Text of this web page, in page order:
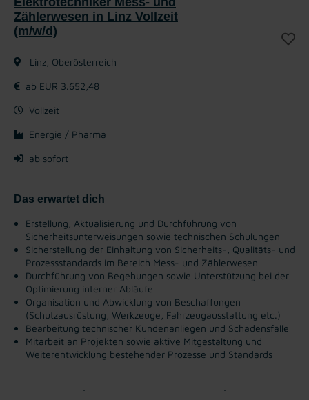
Zählerwesen in Linz Vollzeit
(m/w/d)
Linz, Oberösterreich
ab EUR 3.652,48
Vollzeit
Energie / Pharma
ab sofort
Das erwartet dich
Erstellung, Aktualisierung und Durchführung von
Sicherheitsunterweisungen sowie technischen Schulungen
Sicherstellung der Einhaltung von Sicherheits-, Qualitäts- und
Prozessstandards im Bereich Mess- und Zählerwesen
Durchführung von Begehungen sowie Unterstützung bei der
Optimierung interner Abläufe
Organisation und Abwicklung von Beschaffungen
(Schutzausrüstung, Werkzeuge, Fahrzeugausstattung etc.)
Bearbeitung technischer Kundenanliegen und Schadensfälle
Mitarbeit an Projekten sowie aktive Mitgestaltung und
Weiterentwicklung bestehender Prozesse und Standards